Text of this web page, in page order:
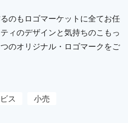
のもロゴマーケットに全てお任
ィのデザインと気持ちのこもっ
のオリジナル・ロゴマークをご
ス 小売